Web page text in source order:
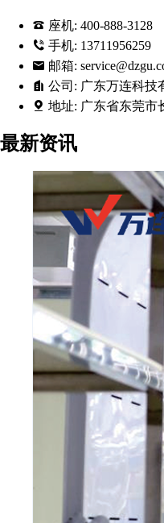
座机: 400-888-3128
手机: 13711956259
邮箱:
公司: 广东万连科技
地址: 广东省东莞市
最新资讯